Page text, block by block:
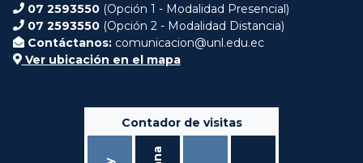
07 2593550 (Opción 1 - Modalidad Presencial)
07 2593550 (Opción 2 - Modalidad Distancia)
Contáctanos: comunicacion@unl.edu.ec
Ver ubicación en el mapa
Contador de visitas